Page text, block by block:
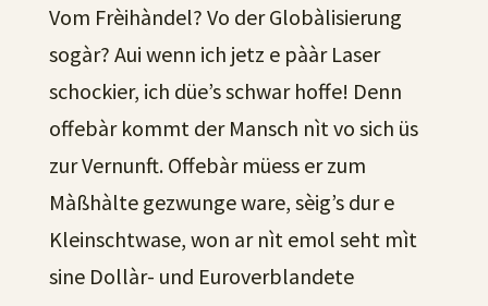
Vom Frèihàndel? Vo der Globàlisierung
sogàr? Aui wenn ich jetz e pààr Laser
schockier, ich düe’s schwar hoffe! Denn
offebàr kommt der Mansch nìt vo sich üs
zur Vernunft. Offebàr müess er zum
Màßhàlte gezwunge ware, sèig’s dur e
Kleinschtwase, won ar nìt emol seht mìt
sine Dollàr- und Euroverblandete